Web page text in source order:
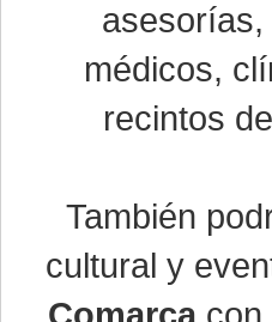
médicos,
recintos
También
cultural y